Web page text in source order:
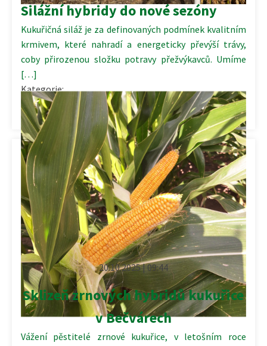
Silážní hybridy do nové sezóny
Kukuřičná siláž je za definovaných podmínek kvalitním
krmivem, které nahradí a energeticky převýší trávy,
coby přirozenou složku potravy přežvýkavců. Umíme
[…]
Kategorie:
Komerční prezentace,Rostlinná výroba
20.10.2025 | 09:44
Sklizeň zrnových hybridů kukuřice
v Bečvárech
Vážení pěstitelé zrnové kukuřice, v letošním roce